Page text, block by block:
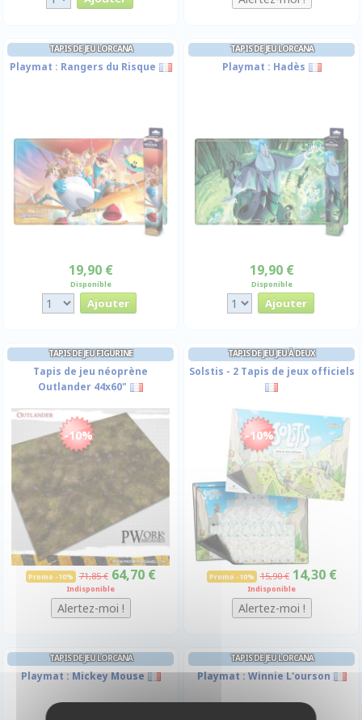
TAPIS DE JEU LORCANA
Playmat : Rangers du Risque
19,90 €
Disponible
TAPIS DE JEU LORCANA
Playmat : Hadès
19,90 €
Disponible
TAPIS DE JEU FIGURINE
Tapis de jeu néoprène
Outlander 44x60"
-10%
Promo -10% 71,85 € 64,70 €
Indisponible
TAPIS DE JEU JEU À DEUX
Solstis - 2 Tapis de jeux officiels
-10%
Promo -10% 15,90 € 14,30 €
Indisponible
TAPIS DE JEU LORCANA
Playmat : Mickey Mouse
TAPIS DE JEU LORCANA
Playmat : Winnie L'ourson